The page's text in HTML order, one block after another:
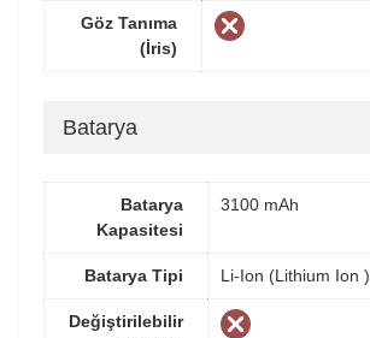
Göz Tanıma
(İris)
Batarya
Batarya
Kapasitesi
3100 mAh
Batarya Tipi Li-Ion (Lithium Ion )
Değiştirilebilir